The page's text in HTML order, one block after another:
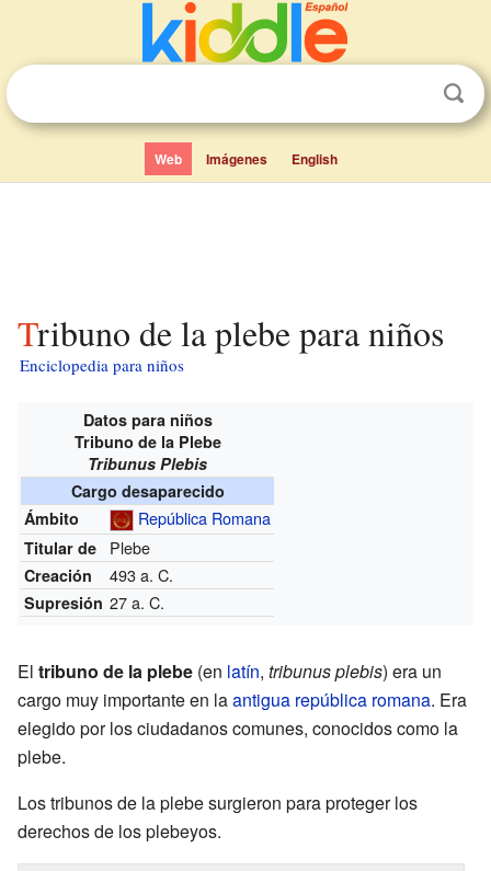
Web Imágenes English
Tribuno de la plebe para niños
Enciclopedia para niños
Datos para niños
Tribuno de la Plebe
Tribunus Plebis
Cargo desaparecido
Ámbito
República Romana
Titular de Plebe
Creación 493 a. C.
Supresión 27 a. C.
El tribuno de la plebe (en latín, tribunus plebis) era un
cargo muy importante en laantigua república romana. Era
elegido por los ciudadanos comunes, conocidos como la
plebe.
Los tribunos de la plebe surgieron para proteger los
derechos de los plebeyos.